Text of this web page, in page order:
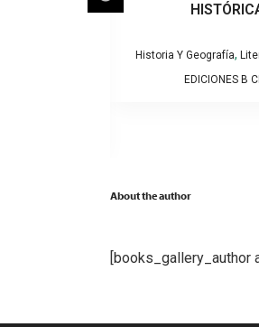
Y
Historia Y Geografía,
EDICIONES B
About the author
[books_gallery_author